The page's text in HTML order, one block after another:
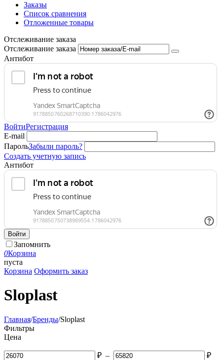
Заказы
Список сравнения
Отложенные товары
Отслеживание заказа
Отслеживание заказа
Антибот
ВойтиРегистрация
E-mail
ПарольЗабыли пароль?
Создать учетную запись
Антибот
Войти
Запомнить
0Корзина
пуста
Корзина Оформить заказ
Sloplast
Главная/Бренды/Sloplast
Фильтры
Цена
₽ – ₽